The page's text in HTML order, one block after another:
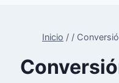
Inicio / /